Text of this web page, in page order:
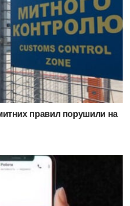
правил порушили на